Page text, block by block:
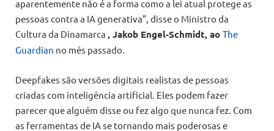
aparentemente não é a forma como a lei atual protege as
pessoas contra a IA generativa”, disse o Ministro da
Cultura da Dinamarca , Jakob Engel-Schmidt, ao The
Guardian no mês passado.
Deepfakes são versões digitais realistas de pessoas
criadas com inteligência artificial. Eles podem fazer
parecer que alguém disse ou fez algo que nunca fez. Com
as ferramentas de IA se tornando mais poderosas e